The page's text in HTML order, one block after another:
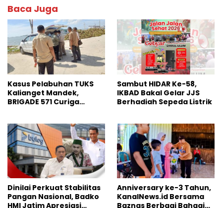
Baca Juga
Kasus Pelabuhan TUKS
Kalianget Mandek,
BRIGADE 571 Curiga
Sambut HIDAR Ke-58,
IKBAD Bakal Gelar JJS
Berhadiah Sepeda Listrik
Dinilai Perkuat Stabilitas
Pangan Nasional, Badko
HMI Jatim Apresiasi
Anniversary ke-3 Tahun,
KanalNews.id Bersama
Baznas Berbagi Bahagia